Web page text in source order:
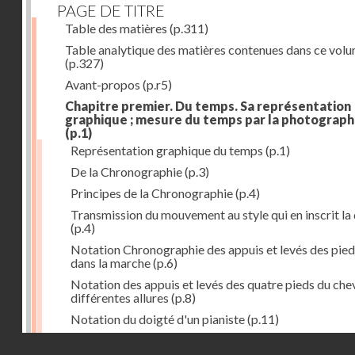
PAGE DE TITRE
Table des matières (p.311)
Table analytique des matières contenues dans ce
(p.327)
Avant-propos (p.r5)
Chapitre premier. Du temps. Sa représentation
graphique ; mesure du temps par la
(p.1)
Représentation graphique du temps (p.1)
De la Chronographie(p.3)
Principes de la Chronographie(p.4)
Transmission du mouvement au style qui en inscrit la
(p.4)
Notation Chronographie des appuis et levés des
dans la marche(p.6)
Notation des appuis et levés des quatre pieds du
différentes allures (p.8)
Notation du doigté d'un pianiste(p.11)